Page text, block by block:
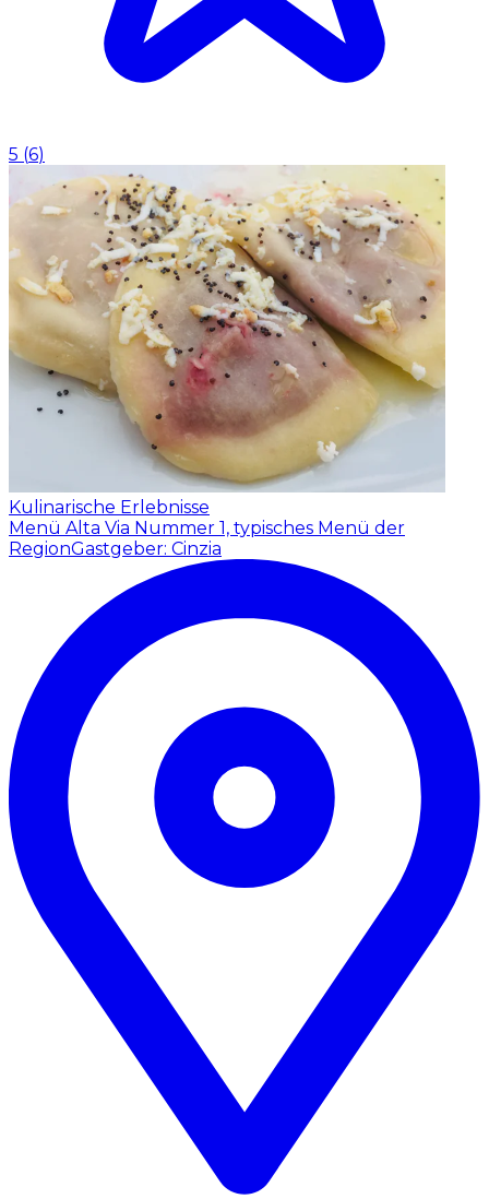
5 (6)
Kulinarische Erlebnisse
Menü Alta Via Nummer 1, typisches Menü der
RegionGastgeber: Cinzia